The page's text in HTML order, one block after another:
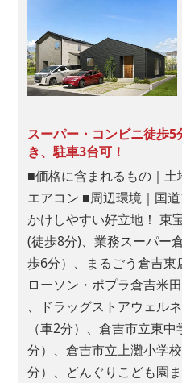
スーパー・コンビニ徒歩
き、駐車3台可！
■価格に含まれるもの｜
エアコン ■周辺環境｜国
かけしやすい好立地！ 東
(徒歩8分)、業務スーパー
歩6分）、まるごう倉吉東
ローソン・ポプラ倉吉米
、ドラッグストアウェル
（車2分）、倉吉市立東
分）、倉吉市立上灘小学
分）、どんぐりこども園
Google
Yahoo!
Facebook
Instagram
LINE
YouTube
TikiTok
X(Twitter)
工事現場
モデルハウス